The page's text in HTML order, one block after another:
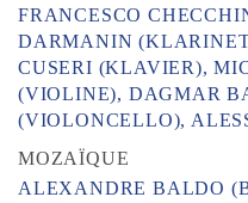
FRANCESCO
DARMANIN
CUSERI (KLAVIER),
(VIOLINE), DAGMAR
(VIOLONCELLO),
MOZAÏQUE
ALEXANDRE BALDO